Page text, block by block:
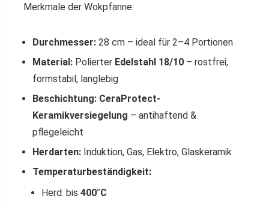
Merkmale der Wokpfanne:
Durchmesser: 28 cm – ideal für 2–4 Portionen
Material: Polierter Edelstahl 18/10 – rostfrei,
formstabil, langlebig
Beschichtung: CeraProtect-
Keramikversiegelung – antihaftend &
pflegeleicht
Herdarten: Induktion, Gas, Elektro, Glaskeramik
Temperaturbeständigkeit:
Herd: bis 400°C